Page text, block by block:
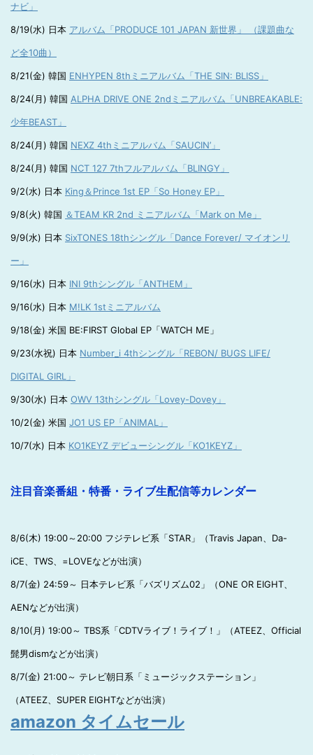
ナビ」
8/19(水) 日本 アルバム「PRODUCE 101 JAPAN 新世界」 （課題曲な
ど全10曲）
8/21(金) 韓国 ENHYPEN 8thミニアルバム「THE SIN: BLISS」
8/24(月) 韓国 ALPHA DRIVE ONE 2ndミニアルバム「UNBREAKABLE:
少年BEAST」
8/24(月) 韓国 NEXZ 4thミニアルバム「SAUCIN’」
8/24(月) 韓国 NCT 127 7thフルアルバム「BLINGY」
9/2(水) 日本 King＆Prince 1st EP「So Honey EP」
9/8(火) 韓国 ＆TEAM KR 2nd ミニアルバム「Mark on Me」
9/9(水) 日本 SixTONES 18thシングル「Dance Forever/ マイオンリ
ー」
9/16(水) 日本 INI 9thシングル「ANTHEM」
9/16(水) 日本 M!LK 1stミニアルバム
9/18(金) 米国 BE:FIRST Global EP「WATCH ME」
9/23(水祝) 日本 Number_i 4thシングル「REBON/ BUGS LIFE/
DIGITAL GIRL」
9/30(水) 日本 OWV 13thシングル「Lovey-Dovey」
10/2(金) 米国 JO1 US EP「ANIMAL」
10/7(水) 日本 KO1KEYZ デビューシングル「KO1KEYZ」
注目音楽番組・特番・ライブ生配信等カレンダー
8/6(木) 19:00～20:00 フジテレビ系「STAR」（Travis Japan、Da-
iCE、TWS、=LOVEなどが出演）
8/7(金) 24:59～ 日本テレビ系「バズリズム02」（ONE OR EIGHT、
AENなどが出演）
8/10(月) 19:00～ TBS系「CDTVライブ！ライブ！」（ATEEZ、Official
髭男dismなどが出演）
8/7(金) 21:00～ テレビ朝日系「ミュージックステーション」
（ATEEZ、SUPER EIGHTなどが出演）
amazon タイムセール